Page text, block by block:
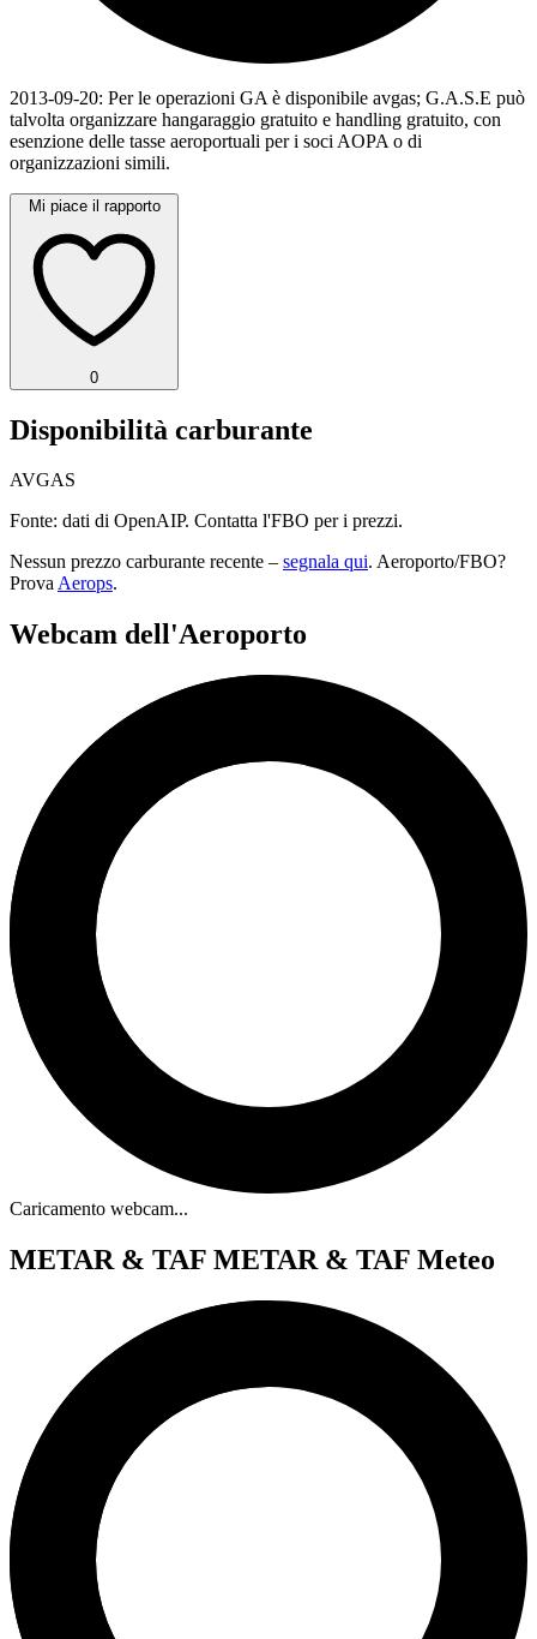
2013-09-20: Per le operazioni GA è disponibile avgas; G.A.S.E può
talvolta organizzare hangaraggio gratuito e handling gratuito, con
esenzione delle tasse aeroportuali per i soci AOPA o di
organizzazioni simili.
Mi piace il rapporto
0
Disponibilità carburante
AVGAS
Fonte: dati di OpenAIP. Contatta l'FBO per i prezzi.
Nessun prezzo carburante recente – segnala qui. Aeroporto/FBO?
ProvaAerops.
Webcam dell'Aeroporto
Caricamento webcam...
METAR & TAF METAR & TAF Meteo